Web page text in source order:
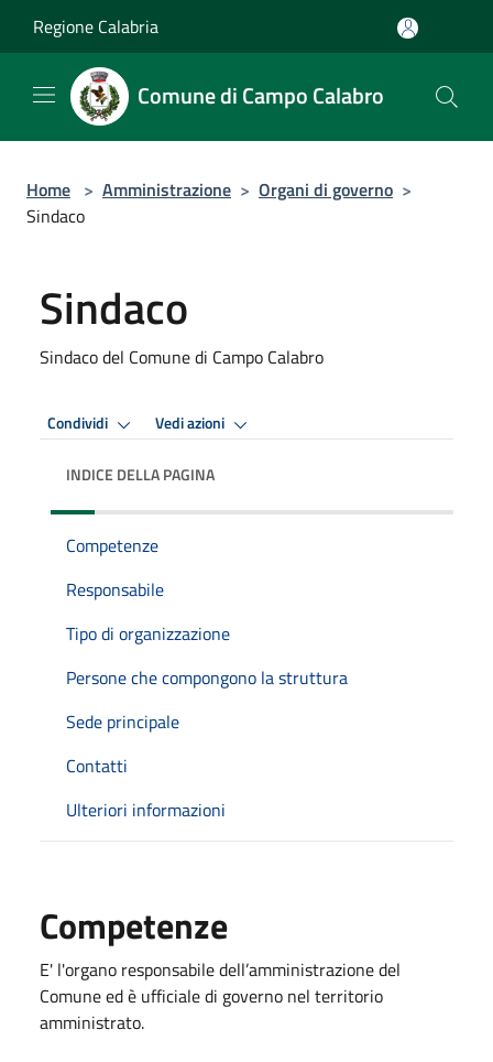
Regione Calabria
Comune di Campo Calabro
Home > Amministrazione > Organi di governo >
Sindaco
Sindaco
Sindaco del Comune di Campo Calabro
Condividi Vedi azioni
INDICE DELLA PAGINA
Competenze
Responsabile
Tipo di organizzazione
Persone che compongono la struttura
Sede principale
Contatti
Ulteriori informazioni
Competenze
E' l'organo responsabile dell’amministrazione del
Comune ed è ufficiale di governo nel territorio
amministrato.